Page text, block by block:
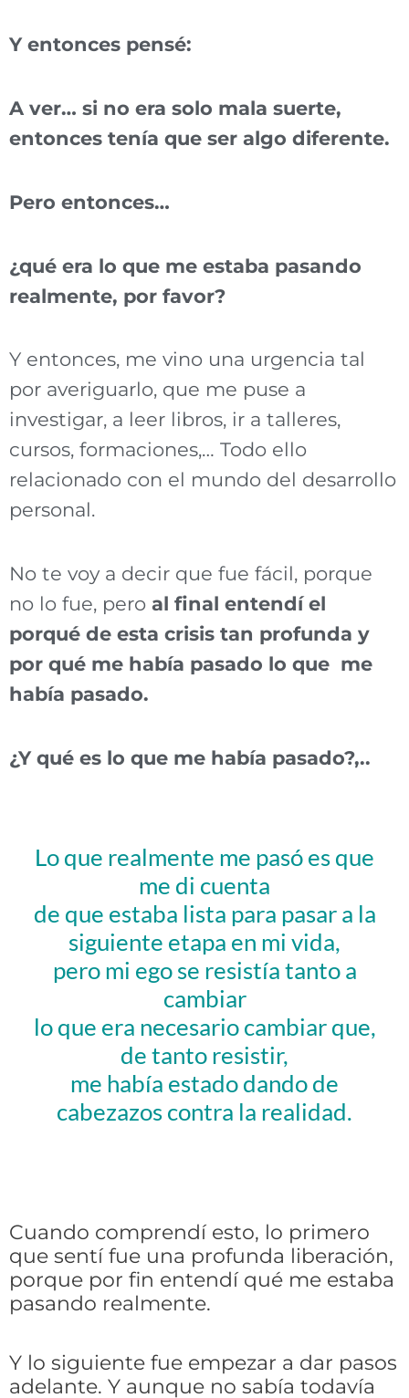
Y entonces pensé:
A ver… si no era solo mala suerte,
entonces tenía que ser algo diferente.
Pero entonces…
¿qué era lo que me estaba pasando
realmente, por favor?
Y entonces, me vino una urgencia tal
por averiguarlo, que me puse a
investigar, a leer libros, ir a talleres,
cursos, formaciones,… Todo ello
relacionado con el mundo del desarrollo
personal.
No te voy a decir que fue fácil, porque
no lo fue, pero al final entendí el
porqué de esta crisis tan profunda y
por qué me había pasado lo que me
había pasado.
¿Y qué es lo que me había pasado?,..
Lo que realmente me pasó es que
me di cuenta
de que estaba lista para pasar a la
siguiente etapa en mi vida,
pero mi ego se resistía tanto a
cambiar
lo que era necesario cambiar que,
de tanto resistir,
me había estado dando de
cabezazos contra la realidad.
Cuando comprendí esto, lo primero
que sentí fue una profunda liberación,
porque por fin entendí qué me estaba
pasando realmente.
Y lo siguiente fue empezar a dar pasos
adelante. Y aunque no sabía todavía